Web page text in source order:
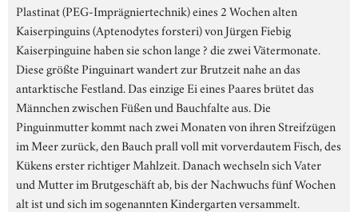
Plastinat (PEG-Imprägniertechnik) eines 2 Wochen alten
Kaiserpinguins (Aptenodytes forsteri) von Jürgen Fiebig
Kaiserpinguine haben sie schon lange ? die zwei Vätermonate.
Diese größte Pinguinart wandert zur Brutzeit nahe an das
antarktische Festland. Das einzige Ei eines Paares brütet das
Männchen zwischen Füßen und Bauchfalte aus. Die
Pinguinmutter kommt nach zwei Monaten von ihren Streifzügen
im Meer zurück, den Bauch prall voll mit vorverdautem Fisch, des
Kükens erster richtiger Mahlzeit. Danach wechseln sich Vater
und Mutter im Brutgeschäft ab, bis der Nachwuchs fünf Wochen
alt ist und sich im sogenannten Kindergarten versammelt.